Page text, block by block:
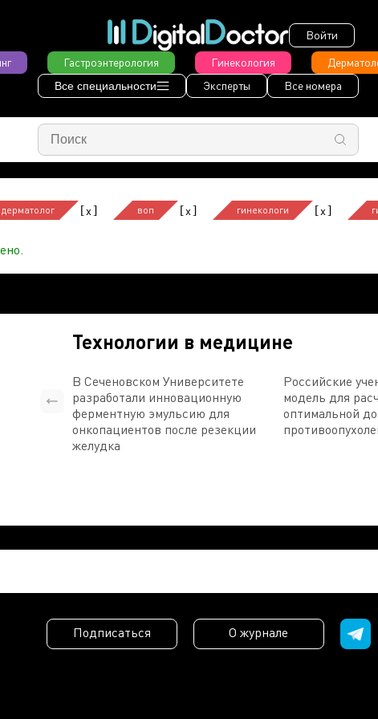
Войти
Гастроэнтерология Гинекология
Все специальности Эксперты Все номера
дерматолог [x] воп [x] гинекологи [x]
Технологии в медицине
В Сеченовском Университете
разработали инновационную
ферментную эмульсию для
онкопациентов после резекции
желудка
Российские
модель для
оптимальной
Подписаться О журнале